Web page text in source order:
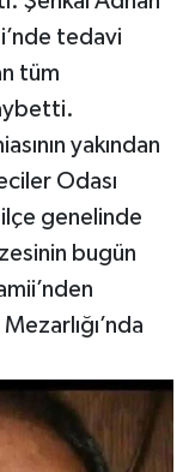
tedavi
tüm
yakından
Odası
ilçe genelinde
bugün